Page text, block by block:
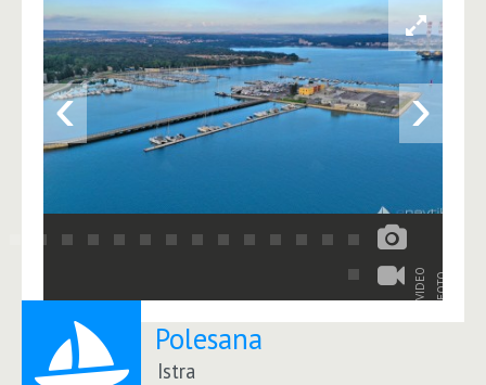
‹ ›
VIDEO FOTO
Polesana
Istra